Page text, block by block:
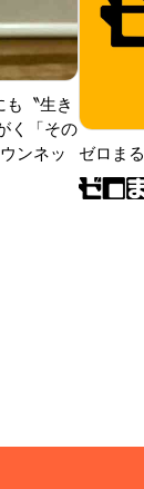
〝生き
く「その
ンネッ
ゼロまる